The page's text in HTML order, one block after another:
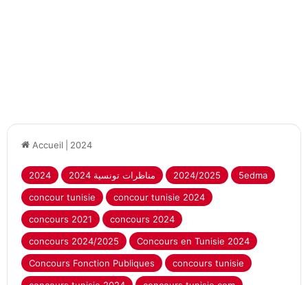
Accueil 2024
2024 2024 مناظرات تونسية 2024/2025
5edma
concour tunisie
concour tunisie 2024
concours 2021
concours 2024
concours 2024/2025
Concours en Tunisie 2024
Concours Fonction Publiques
concours tunisie